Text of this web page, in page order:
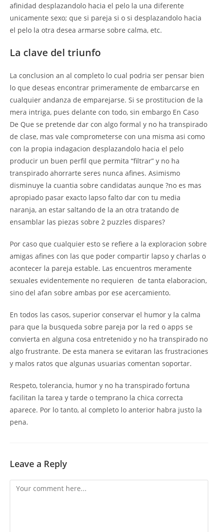
afinidad desplazandolo hacia el pelo la una diferente
unicamente sexo; que si pareja si o si desplazandolo hacia
el pelo la otra desea armarse sobre calma, etc.
La clave del triunfo
La conclusion an al completo lo cual podria ser pensar bien
lo que deseas encontrar primeramente de embarcarse en
cualquier andanza de emparejarse. Si se prostitucion de la
mera intriga, pues delante con todo, sin embargo En Caso
De Que se pretende dar con algo formal y no ha transpirado
de clase, mas vale comprometerse con una misma asi­ como
con la propia indagacion desplazandolo hacia el pelo
producir un buen perfil que permita “filtrar” y no ha
transpirado ahorrarte seres nunca afines. Asimismo
disminuye la cuanti­a sobre candidatas aunque ?no es mas
apropiado pasar exacto lapso falto dar con tu media
naranja, an estar saltando de la an otra tratando de
ensamblar las piezas sobre 2 puzzles dispares?
Por caso que cualquier esto se refiere a la exploracion sobre
amigas afines con las que poder compartir lapso y charlas o
acontecer la pareja estable. Las encuentros meramente
sexuales evidentemente no requieren de tanta elaboracion,
sino del afan sobre ambas por ese acercamiento.
En todos las casos, superior conservar el humor y la calma
para que la busqueda sobre pareja por la red o apps se
convierta en alguna cosa entretenido y no ha transpirado no
algo frustrante. De esta manera se evitaran las frustraciones
y malos ratos que algunas usuarias comentan soportar.
Respeto, tolerancia, humor y no ha transpirado fortuna
facilitan la tarea y tarde o temprano la chica correcta
aparece. Por lo tanto, al completo lo anterior habra justo la
pena.
Leave a Reply
Comment